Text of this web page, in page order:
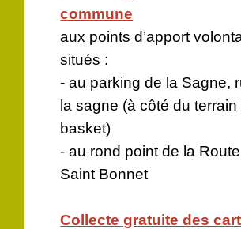
commune
aux points d’apport
situés :
- au parking de la Sagne,
la sagne (à côté du terrain
basket)
- au rond point de la
Saint Bonnet
Collecte gratuite des